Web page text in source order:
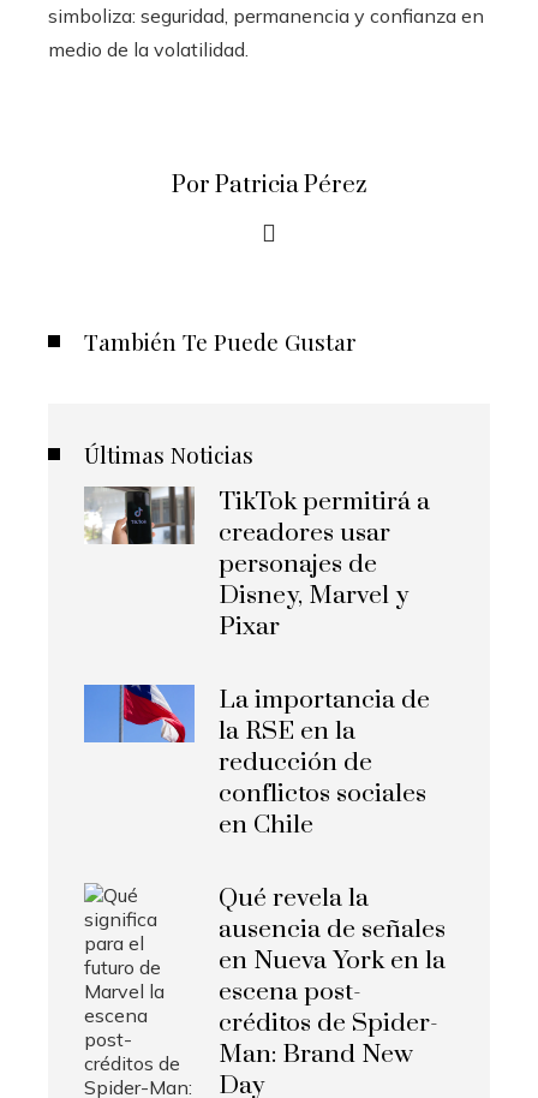
simboliza: seguridad, permanencia y confianza en
medio de la volatilidad.
Por Patricia Pérez
También Te Puede Gustar
Últimas Noticias
TikTok permitirá a
creadores usar
personajes de
Disney, Marvel y
Pixar
La importancia de
la RSE en la
reducción de
conflictos sociales
en Chile
Qué revela la
ausencia de señales
en Nueva York en la
escena post-
créditos de Spider-
Man: Brand New
Day